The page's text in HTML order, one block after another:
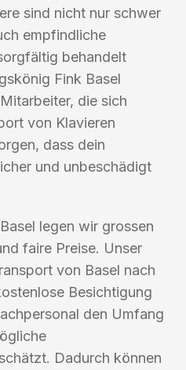
sind nicht nur schwer
empfindliche
behandelt
Fink Basel
die sich
von Klavieren
dass dein
und unbeschädigt
legen wir grossen
faire Preise. Unser
von Basel nach
Besichtigung
den Umfang
Dadurch können